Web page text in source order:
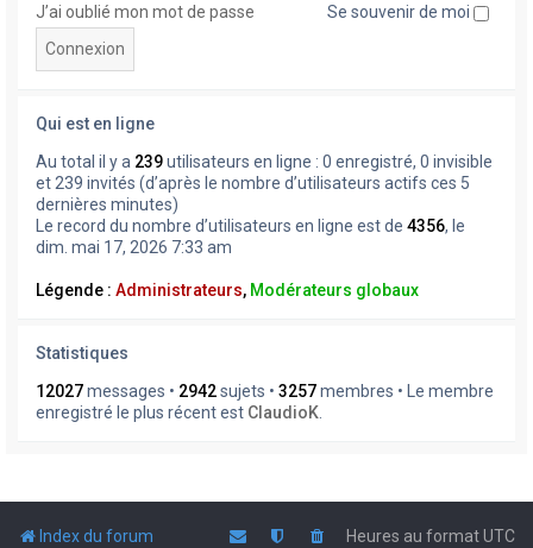
J’ai oublié mon mot de passe Se souvenir de moi
Qui est en ligne
Au total il y a 239utilisateurs en ligne : 0 enregistré, 0 invisible
et 239 invités (d’après le nombre d’utilisateurs actifs ces 5
dernières minutes)
Le record du nombre d’utilisateurs en ligne est de 4356, le
dim. mai 17, 2026 7:33 am
Légende : Administrateurs, Modérateurs globaux
Statistiques
12027messages • 2942sujets • 3257membres • Le membre
enregistré le plus récent est ClaudioK
Index du forum Heures au formatUTC